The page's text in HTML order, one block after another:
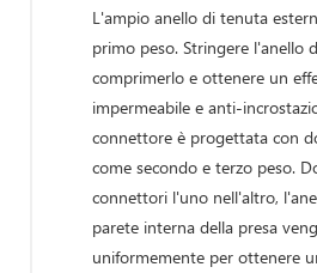
L'ampio anello di tenuta
primo peso. Stringere l'anello
comprimerlo e ottenere un
impermeabile e anti-
connettore è progettata con
come secondo e terzo peso.
connettori l'uno nell'altro,
parete interna della presa
uniformemente per ottenere